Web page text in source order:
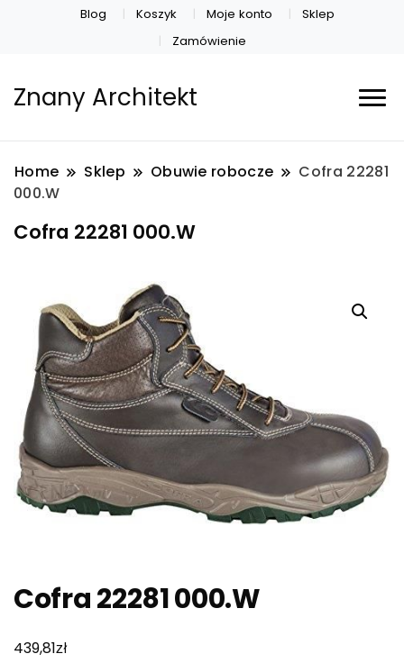
Blog Koszyk Moje konto
Sklep
Zamówienie
Znany Architekt
Home Sklep Obuwie robocze
Cofra 22281
000.W
Cofra 22281 000.W
Cofra 22281 000.W
439,81zł